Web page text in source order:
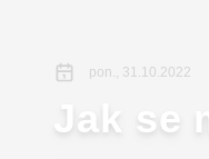
pon., 31.10.2022
Jak se